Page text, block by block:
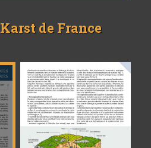
Karst de France